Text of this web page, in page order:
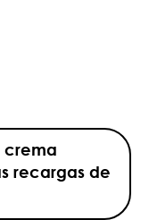
crema
recargas de